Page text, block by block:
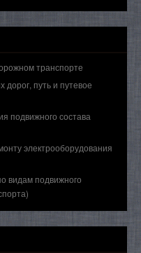
транспорте
путь и путевое
подвижного состава
электрооборудования
видам подвижного